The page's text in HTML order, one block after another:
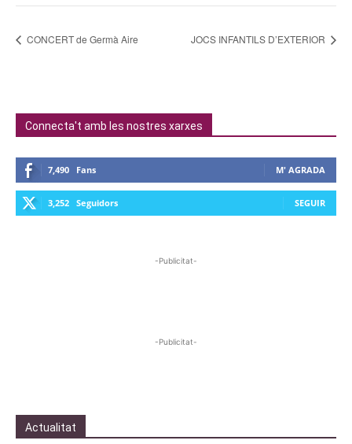
CONCERT de Germà Aire JOCS INFANTILS D’EXTERIOR
Connecta't amb les nostres xarxes
7,490 Fans M' AGRADA
3,252 Seguidors SEGUIR
-Publicitat-
-Publicitat-
Actualitat